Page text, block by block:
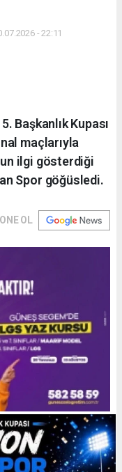
- 22:11
Başkanlık Kupası
maçlarıyla
ilgi gösterdiği
Spor göğüsledi.
OL